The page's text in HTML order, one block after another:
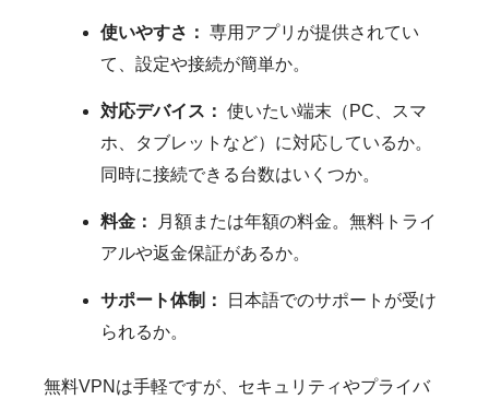
使いやすさ： 専用アプリが提供されてい
て、設定や接続が簡単か。
対応デバイス： 使いたい端末（PC、スマ
ホ、タブレットなど）に対応しているか。
同時に接続できる台数はいくつか。
料金：
月額または年額の料金。無料トライ
アルや返金保証があるか。
サポート体制：
日本語でのサポートが受け
られるか。
無料VPNは手軽ですが、セキュリティやプライバ